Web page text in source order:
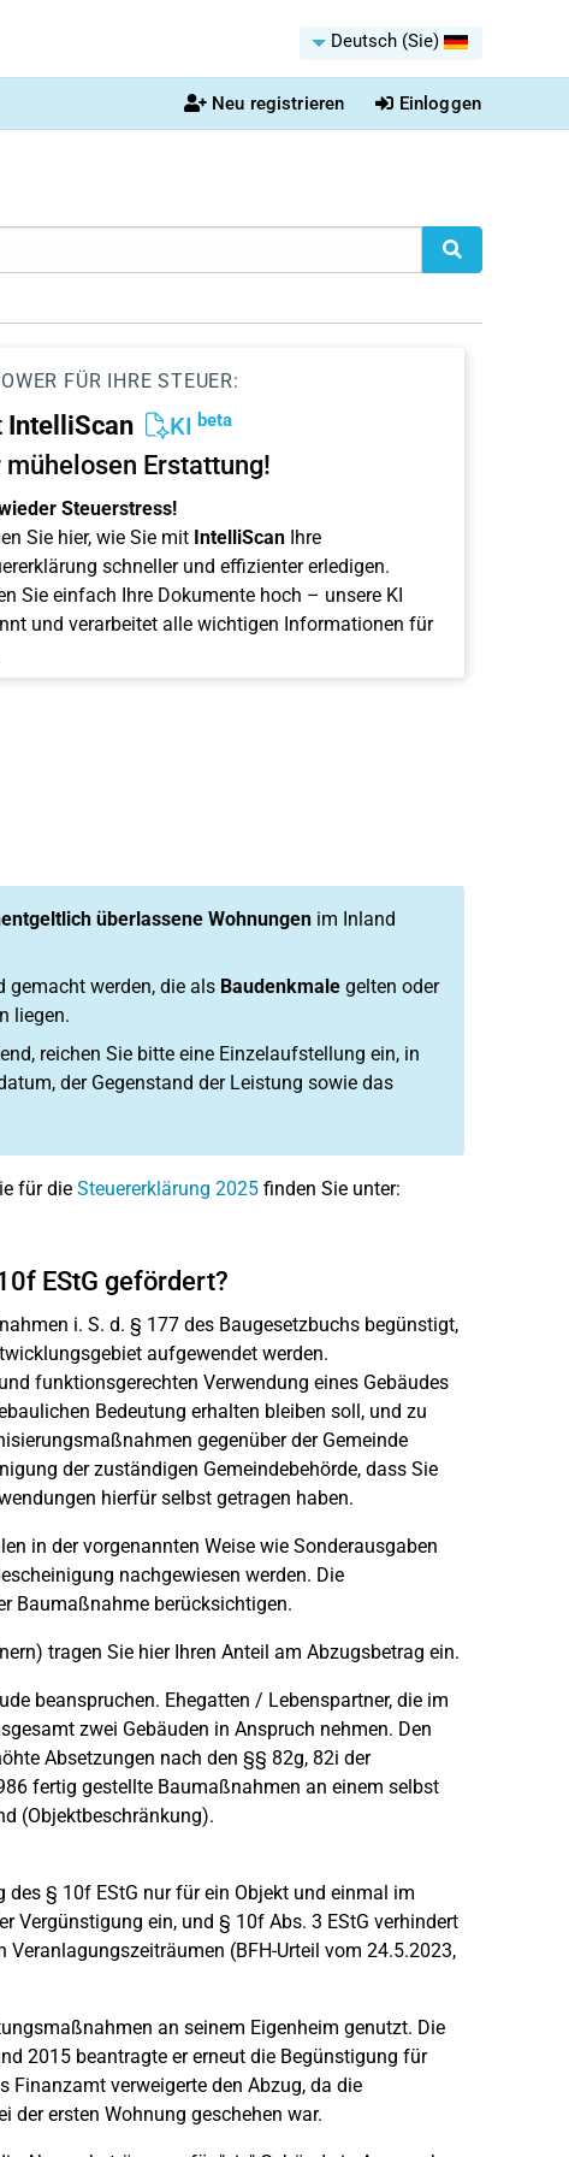
Deutsch (Sie)
Neu registrieren Einloggen
FÜR IHRE STEUER:
IntelliScan KI beta
mühelosen Erstattung!
Steuerstress!
Sie hier, wie Sie mit IntelliScanIhre
schneller und effizienter erledigen.
Sie einfach Ihre Dokumente hoch – unsere KI
und verarbeitet alle wichtigen Informationen für
überlassene Wohnungenim Inland
gemacht werden, die als Baudenkmalegelten oder
liegen.
reichen Sie bitte eine Einzelaufstellung ein, in
der Gegenstand der Leistung sowie das
für die Steuererklärung 2025finden Sie unter:
EStG gefördert?
i. S. d. § 177 des Baugesetzbuchs begünstigt,
aufgewendet werden.
funktionsgerechten Verwendung eines Gebäudes
Bedeutung erhalten bleiben soll, und zu
gegenüber der Gemeinde
der zuständigen Gemeindebehörde, dass Sie
hierfür selbst getragen haben.
in der vorgenannten Weise wie Sonderausgaben
nachgewiesen werden. Die
Baumaßnahme berücksichtigen.
tragen Sie hier Ihren Anteil am Abzugsbetrag ein.
beanspruchen. Ehegatten / Lebenspartner, die im
zwei Gebäuden in Anspruch nehmen. Den
Absetzungen nach den §§ 82g, 82i der
fertig gestellte Baumaßnahmen an einem selbst
(Objektbeschränkung).
§ 10f EStG nur für ein Objekt und einmal im
Vergünstigung ein, und § 10f Abs. 3 EStG verhindert
(BFH-Urteil vom 24.5.2023,
an seinem Eigenheim genutzt. Die
2015 beantragte er erneut die Begünstigung für
Finanzamt verweigerte den Abzug, da die
der ersten Wohnung geschehen war.